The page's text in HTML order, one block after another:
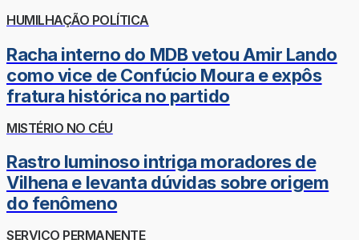
HUMILHAÇÃO POLÍTICA
Racha interno do MDB vetou Amir Lando
como vice de Confúcio Moura e expôs
fratura histórica no partido
MISTÉRIO NO CÉU
Rastro luminoso intriga moradores de
Vilhena e levanta dúvidas sobre origem
do fenômeno
SERVIÇO PERMANENTE